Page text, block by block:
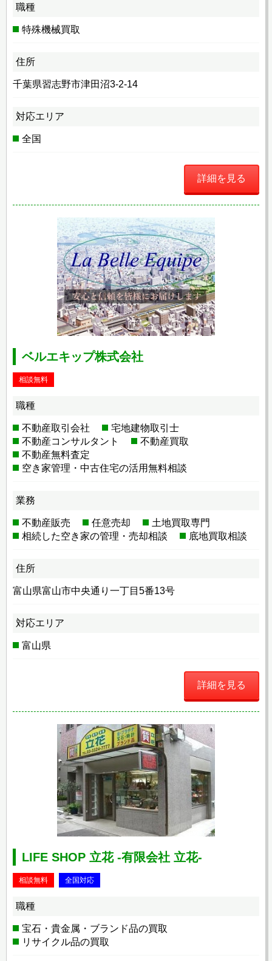
職種
特殊機械買取
住所
千葉県習志野市津田沼3-2-14
対応エリア
全国
詳細を見る
ベルエキップ株式会社
相談無料
職種
不動産取引会社
宅地建物取引士
不動産コンサルタント
不動産買取
不動産無料査定
空き家管理・中古住宅の活用無料相談
業務
不動産販売 任意売却
土地買取専門
相続した空き家の管理・売却相談
底地買取相談
住所
富山県富山市中央通り一丁目5番13号
対応エリア
富山県
詳細を見る
LIFE SHOP 立花 -有限会社 立花-
相談無料 全国対応
職種
宝石・貴金属・ブランド品の買取
リサイクル品の買取